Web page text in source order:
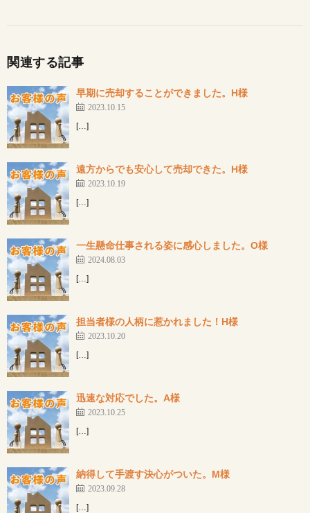
関連する記事
早期に売却することができました。H様
2023.10.15
[…]
遠方からでも安心して売却できた。H様
2023.10.19
[…]
一生懸命仕事される姿に感心しました。O様
2024.08.03
[…]
担当者様の人柄に惹かれました！H様
2023.10.20
[…]
迅速な対応でした。A様
2023.10.25
[…]
納得して手渡す決心がついた。M様
2023.09.28
[…]